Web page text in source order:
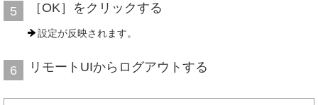
5 ［OK］をクリックする
設定が反映されます。
6 リモートUIからログアウトする